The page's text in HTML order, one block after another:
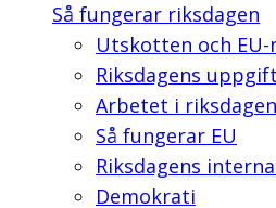
Så fungerar riksdagen
Utskotten och EU-
Riksdagens
Arbetet i riksdagen
Så fungerar EU
Riksdagens
Demokrati